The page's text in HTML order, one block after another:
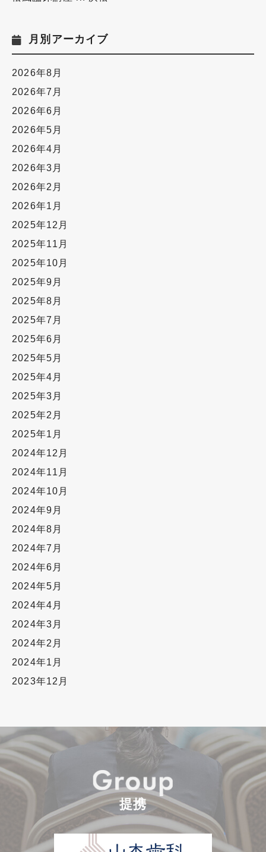
月別アーカイブ
2026年8月
2026年7月
2026年6月
2026年5月
2026年4月
2026年3月
2026年2月
2026年1月
2025年12月
2025年11月
2025年10月
2025年9月
2025年8月
2025年7月
2025年6月
2025年5月
2025年4月
2025年3月
2025年2月
2025年1月
2024年12月
2024年11月
2024年10月
2024年9月
2024年8月
2024年7月
2024年6月
2024年5月
2024年4月
2024年3月
2024年2月
2024年1月
2023年12月
提携